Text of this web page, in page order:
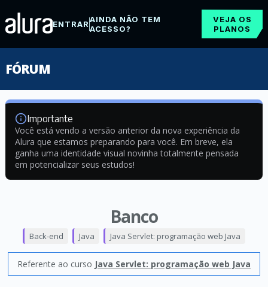
ENTRARAINDA NÃO TEM
ACESSO?
VEJA OS
PLANOS
FÓRUM
Importante
Você está vendo a versão anterior da nova experiência da
Alura que estamos preparando para você. Em breve, ela
ganha uma identidade visual novinha totalmente pensada
em potencializar seus estudos!
Banco
Back-end Java Java Servlet: programação web Java
Referente ao curso Java Servlet: programação web Java